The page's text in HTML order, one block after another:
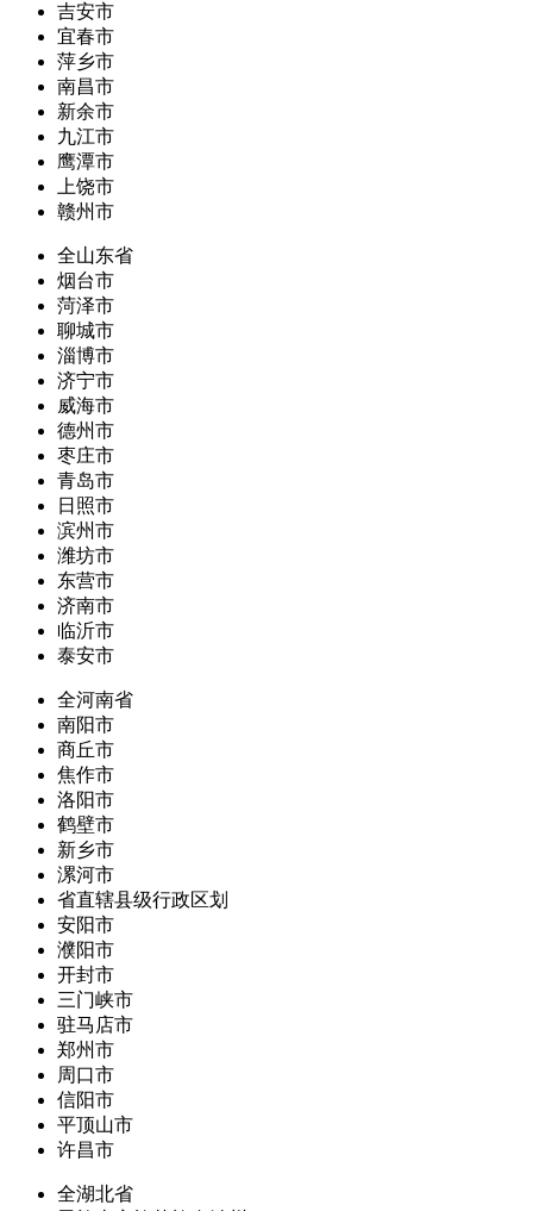
吉安市
宜春市
萍乡市
南昌市
新余市
九江市
鹰潭市
上饶市
赣州市
全山东省
烟台市
菏泽市
聊城市
淄博市
济宁市
威海市
德州市
枣庄市
青岛市
日照市
滨州市
潍坊市
东营市
济南市
临沂市
泰安市
全河南省
南阳市
商丘市
焦作市
洛阳市
鹤壁市
新乡市
漯河市
省直辖县级行政区划
安阳市
濮阳市
开封市
三门峡市
驻马店市
郑州市
周口市
信阳市
平顶山市
许昌市
全湖北省